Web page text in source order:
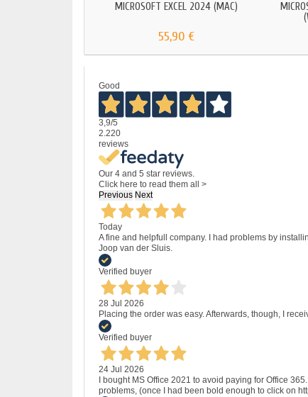
MICROSOFT EXCEL 2024 (MAC)
55,90 €
Good
3,9/5
2.220
reviews
Our 4 and 5 star reviews.
Click here to read them all >
Previous Next
Today
A fine and helpfull company. I had problems by
Joop van der Sluis.
Verified buyer
28 Jul 2026
Placing the order was easy. Afterwards, though, I
Verified buyer
24 Jul 2026
I bought MS Office 2021 to avoid paying for Office
problems, (once I had been bold enough to click on